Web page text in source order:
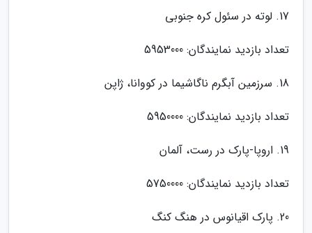
17. لوته در سئول کره جنوبی
تعداد بازدید نمایندگان: 5953000
18. سرزمین آبگرم ناگاشیما در کووانا، ژاپن
تعداد بازدید نمایندگان: 5950000
19. اروپا-پارک در رست، آلمان
تعداد بازدید نمایندگان: 5750000
20. پارک اقیانوس در هنگ کنگ